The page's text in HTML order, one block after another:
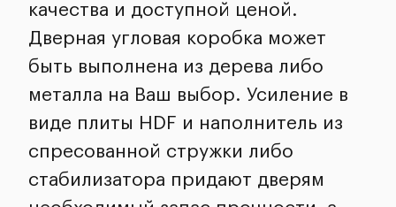
качества и доступной ценой.
Дверная угловая коробка может
быть выполнена из дерева либо
металла на Ваш выбор. Усиление в
виде плиты HDF и наполнитель из
спресованной стружки либо
стабилизатора придают дверям